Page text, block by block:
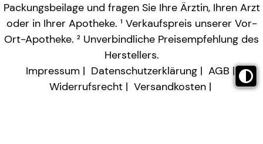
Packungsbeilage und fragen Sie Ihre Ärztin, Ihren Arzt
oder in Ihrer Apotheke. ¹ Verkaufspreis unserer Vor-
Ort-Apotheke. ² Unverbindliche Preisempfehlung des
Herstellers.
Impressum
Datenschutzerklärung
AGB
Widerrufsrecht
Versandkosten